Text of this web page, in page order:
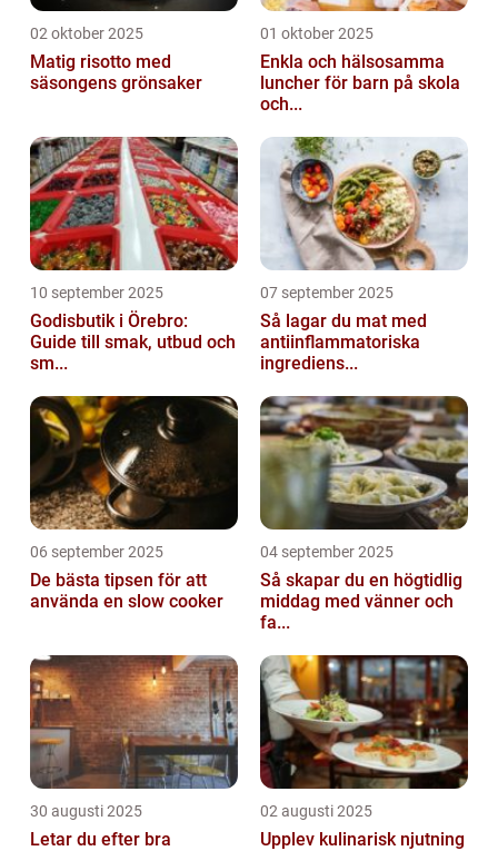
02 oktober 2025
Matig risotto med
säsongens grönsaker
01 oktober 2025
Enkla och hälsosamma
luncher för barn på skola
och...
10 september 2025
Godisbutik i Örebro:
Guide till smak, utbud och
sm...
07 september 2025
Så lagar du mat med
antiinflammatoriska
ingrediens...
06 september 2025
De bästa tipsen för att
använda en slow cooker
04 september 2025
Så skapar du en högtidlig
middag med vänner och
fa...
30 augusti 2025
Letar du efter bra
02 augusti 2025
Upplev kulinarisk njutning